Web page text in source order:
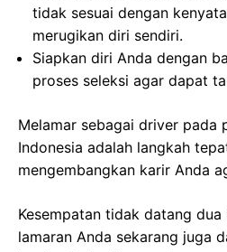
tidak sesuai dengan
merugikan diri sendiri.
Siapkan diri Anda dengan
proses seleksi agar dapat
Melamar sebagai driver pada
Indonesia adalah langkah
mengembangkan karir Anda
Kesempatan tidak datang
lamaran Anda sekarang juga